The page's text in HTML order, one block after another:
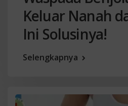
Keluar Nanah
Ini Solusinya!
Selengkapnya